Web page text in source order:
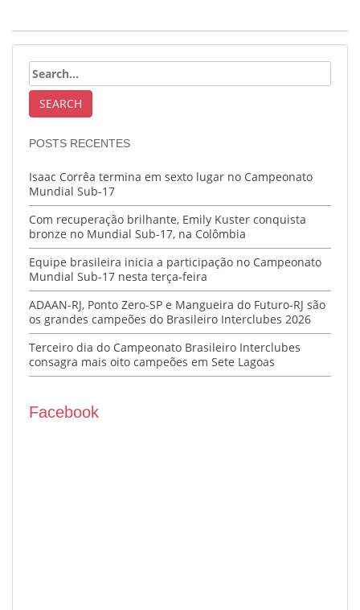
POSTS RECENTES
Isaac Corrêa termina em sexto lugar no Campeonato
Mundial Sub-17
Com recuperação brilhante, Emily Kuster conquista
bronze no Mundial Sub-17, na Colômbia
Equipe brasileira inicia a participação no Campeonato
Mundial Sub-17 nesta terça-feira
ADAAN-RJ, Ponto Zero-SP e Mangueira do Futuro-RJ são
os grandes campeões do Brasileiro Interclubes 2026
Terceiro dia do Campeonato Brasileiro Interclubes
consagra mais oito campeões em Sete Lagoas
Facebook